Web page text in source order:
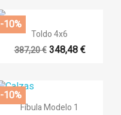
 Vista rápida
Toldo 4x6
387,20 € 348,48 €
-10%
 Vista rápida
Fíbula Modelo 1
-10%